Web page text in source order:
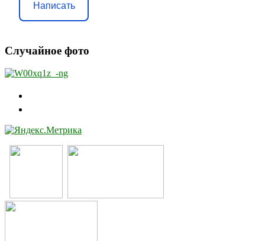
Написать
Случайное фото